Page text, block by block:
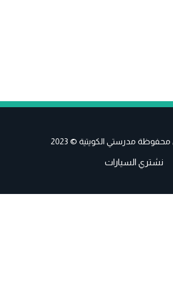
مدرستي الكويتية © 2023
نشتري السيارات